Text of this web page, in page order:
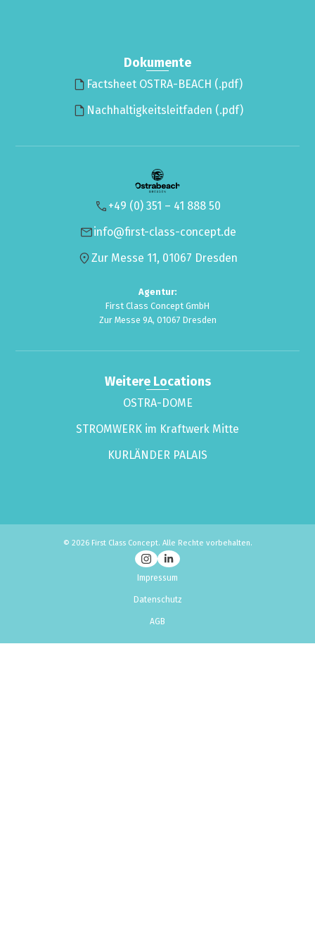
Dokumente
Factsheet OSTRA-BEACH (.pdf)
Nachhaltigkeitsleitfaden (.pdf)
+49 (0) 351 – 41 888 50
info@first-class-concept.de
Zur Messe 11, 01067 Dresden
Agentur:
First Class Concept GmbH
Zur Messe 9A, 01067 Dresden
Weitere Locations
OSTRA-DOME
STROMWERK im Kraftwerk Mitte
KURLÄNDER PALAIS
© 2026 First Class Concept. Alle Rechte vorbehalten.
Impressum
Datenschutz
AGB